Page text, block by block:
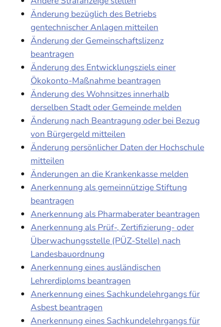
Änderung bezüglich des Betriebs
gentechnischer Anlagen mitteilen
Änderung der Gemeinschaftslizenz
beantragen
Änderung des Entwicklungsziels einer
Ökokonto-Maßnahme beantragen
Änderung des Wohnsitzes innerhalb
derselben Stadt oder Gemeinde melden
Änderung nach Beantragung oder bei Bezug
von Bürgergeld mitteilen
Änderung persönlicher Daten der Hochschule
mitteilen
Änderungen an die Krankenkasse melden
Anerkennung als gemeinnützige Stiftung
beantragen
Anerkennung als Pharmaberater beantragen
Anerkennung als Prüf-, Zertifizierung- oder
Überwachungsstelle (PÜZ-Stelle) nach
Landesbauordnung
Anerkennung eines ausländischen
Lehrerdiploms beantragen
Anerkennung eines Sachkundelehrgangs für
Asbest beantragen
Anerkennung eines Sachkundelehrgangs für